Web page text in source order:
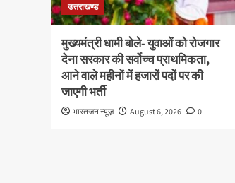
उत्तराखण्ड
मुख्यमंत्री धामी बोले- युवाओं को रोजगार
देना सरकार की सर्वोच्च प्राथमिकता,
आने वाले महीनों में हजारों पदों पर की
जाएगी भर्ती
भारतजन न्यूज़ August 6, 2026 0